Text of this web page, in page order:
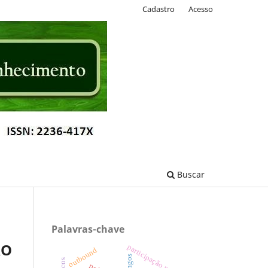
Buscar
Cadastro Acesso
Palavras-chave
outbound